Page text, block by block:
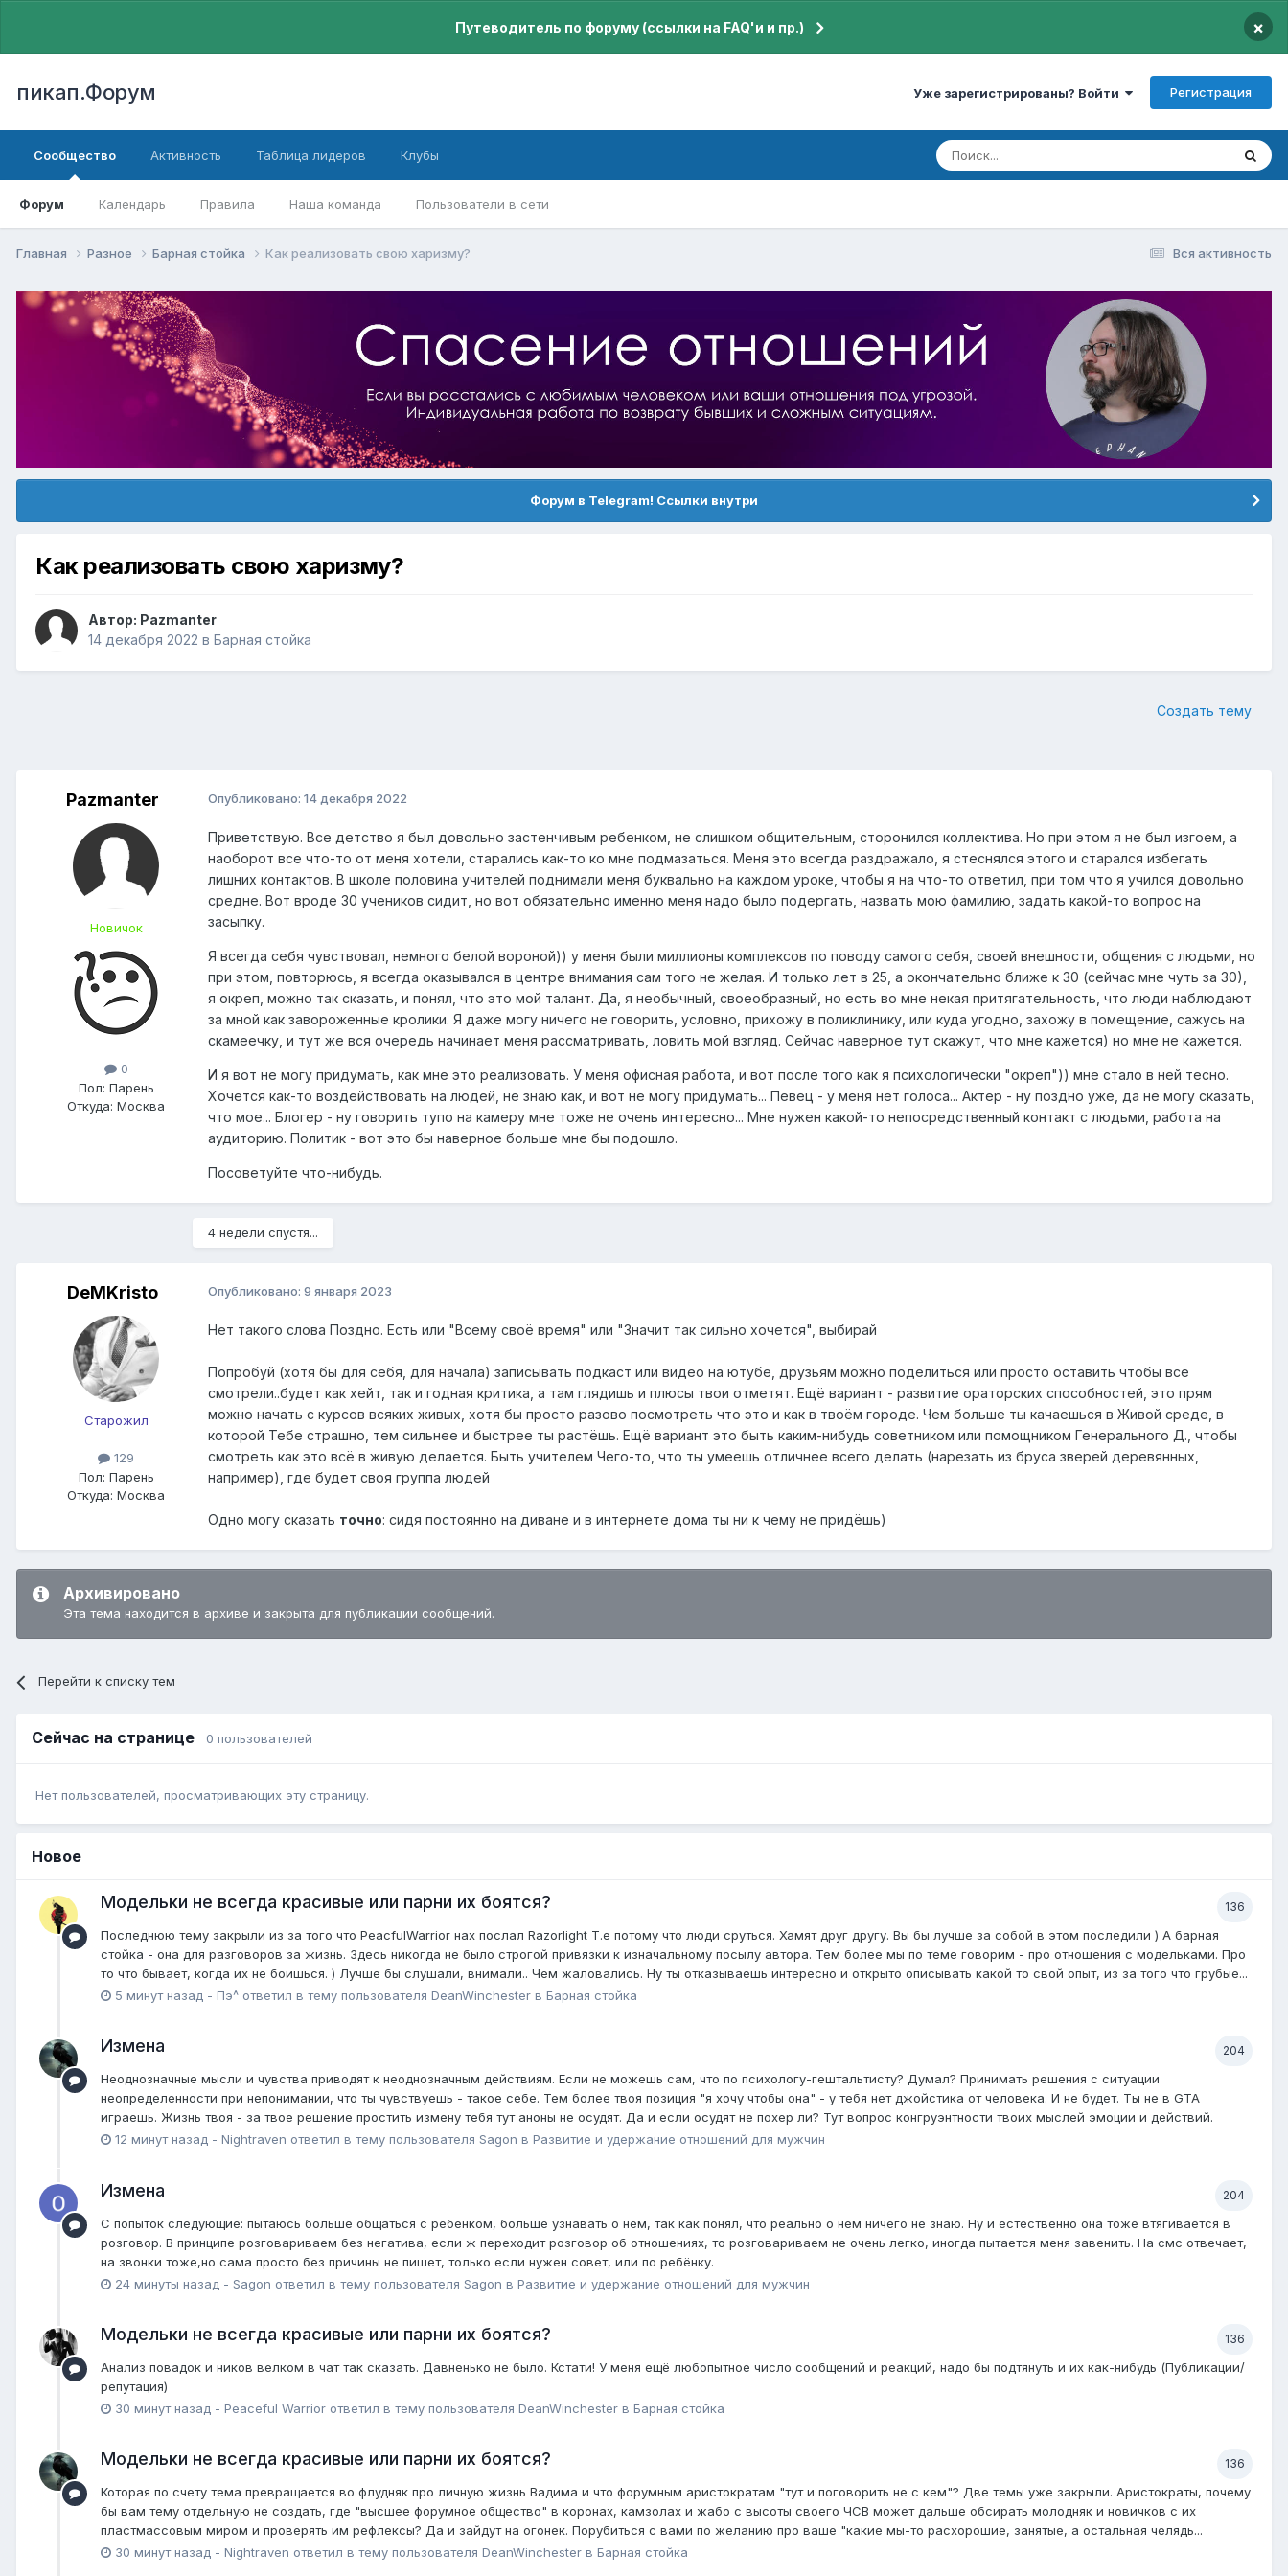
Путеводитель по форуму (ссылки на FAQ'и и пр.) ×
пикап.Форум Уже зарегистрированы? Войти Регистрация
Сообщество
Форум Календарь Правила Наша команда Пользователи в сети
Активность Таблица лидеров Клубы
Вся активность
Главная Разное Барная стойка Как реализовать свою харизму?
Форум в Telegram! Ссылки внутри
Как реализовать свою харизму?
Автор: Pazmanter
14 декабря 2022 в Барная стойка
Создать тему
Pazmanter
Новичок
0
Пол: Парень
Откуда: Москва
Опубликовано: 14 декабря 2022
Приветствую. Все детство я был довольно застенчивым ребенком, не слишком общительным, сторонился коллектива. Но при этом я не был изгоем, а
наоборот все что-то от меня хотели, старались как-то ко мне подмазаться. Меня это всегда раздражало, я стеснялся этого и старался избегать
лишних контактов. В школе половина учителей поднимали меня буквально на каждом уроке, чтобы я на что-то ответил, при том что я учился довольно
средне. Вот вроде 30 учеников сидит, но вот обязательно именно меня надо было подергать, назвать мою фамилию, задать какой-то вопрос на
засыпку.
Я всегда себя чувствовал, немного белой вороной)) у меня были миллионы комплексов по поводу самого себя, своей внешности, общения с людьми, но
при этом, повторюсь, я всегда оказывался в центре внимания сам того не желая. И только лет в 25, а окончательно ближе к 30 (сейчас мне чуть за 30),
я окреп, можно так сказать, и понял, что это мой талант. Да, я необычный, своеобразный, но есть во мне некая притягательность, что люди наблюдают
за мной как завороженные кролики. Я даже могу ничего не говорить, условно, прихожу в поликлинику, или куда угодно, захожу в помещение, сажусь на
скамеечку, и тут же вся очередь начинает меня рассматривать, ловить мой взгляд. Сейчас наверное тут скажут, что мне кажется) но мне не кажется.
И я вот не могу придумать, как мне это реализовать. У меня офисная работа, и вот после того как я психологически "окреп")) мне стало в ней тесно.
Хочется как-то воздействовать на людей, не знаю как, и вот не могу придумать... Певец - у меня нет голоса... Актер - ну поздно уже, да не могу сказать,
что мое... Блогер - ну говорить тупо на камеру мне тоже не очень интересно... Мне нужен какой-то непосредственный контакт с людьми, работа на
аудиторию. Политик - вот это бы наверное больше мне бы подошло.
Посоветуйте что-нибудь.
4 недели спустя...
DeMKristo
Старожил
129
Пол: Парень
Откуда: Москва
Опубликовано: 9 января 2023
Нет такого слова Поздно. Есть или "Всему своё время" или "Значит так сильно хочется", выбирай
Попробуй (хотя бы для себя, для начала) записывать подкаст или видео на ютубе, друзьям можно поделиться или просто оставить чтобы все
смотрели..будет как хейт, так и годная критика, а там глядишь и плюсы твои отметят. Ещё вариант - развитие ораторских способностей, это прям
можно начать с курсов всяких живых, хотя бы просто разово посмотреть что это и как в твоём городе. Чем больше ты качаешься в Живой среде, в
которой Тебе страшно, тем сильнее и быстрее ты растёшь. Ещё вариант это быть каким-нибудь советником или помощником Генерального Д., чтобы
смотреть как это всё в живую делается. Быть учителем Чего-то, что ты умеешь отличнее всего делать (нарезать из бруса зверей деревянных,
например), где будет своя группа людей
Одно могу сказать точно: сидя постоянно на диване и в интернете дома ты ни к чему не придёшь)
Архивировано
Эта тема находится в архиве и закрыта для публикации сообщений.
Перейти к списку тем
Сейчас на странице 0 пользователей
Нет пользователей, просматривающих эту страницу.
Новое
136
Модельки не всегда красивые или парни их боятся?
Последнюю тему закрыли из за того что PeacfulWarrior нах послал Razorlight Т.е потому что люди сруться. Хамят друг другу. Вы бы лучше за собой в этом последили ) А барная
стойка - она для разговоров за жизнь. Здесь никогда не было строгой привязки к изначальному посылу автора. Тем более мы по теме говорим - про отношения с модельками. Про
то что бывает, когда их не боишься. ) Лучше бы слушали, внимали.. Чем жаловались. Ну ты отказываешь интересно и открыто описывать какой то свой опыт, из за того что грубые...
5 минут назад - Пэ^ ответил в тему пользователя DeanWinchester в Барная стойка
204
Измена
Неоднозначные мысли и чувства приводят к неоднозначным действиям. Если не можешь сам, что по психологу-гештальтисту? Думал? Принимать решения с ситуации
неопределенности при непонимании, что ты чувствуешь - такое себе. Тем более твоя позиция "я хочу чтобы она" - у тебя нет джойстика от человека. И не будет. Ты не в GTA
играешь. Жизнь твоя - за твое решение простить измену тебя тут аноны не осудят. Да и если осудят не похер ли? Тут вопрос конгруэнтности твоих мыслей эмоции и действий.
12 минут назад - Nightraven ответил в тему пользователя Sagon в Pазвитие и удержание отношений для мужчин
204
Измена
С попыток следующие: пытаюсь больше общаться с ребёнком, больше узнавать о нем, так как понял, что реально о нем ничего не знаю. Ну и естественно она тоже втягивается в
розговор. В принципе розговариваем без негатива, если ж переходит розговор об отношениях, то розговариваем не очень легко, иногда пытается меня завенить. На смс отвечает,
на звонки тоже,но сама просто без причины не пишет, только если нужен совет, или по ребёнку.
24 минуты назад - Sagon ответил в тему пользователя Sagon в Pазвитие и удержание отношений для мужчин
136
Модельки не всегда красивые или парни их боятся?
Анализ повадок и ников велком в чат так сказать. Давненько не было. Кстати! У меня ещё любопытное число сообщений и реакций, надо бы подтянуть и их как-нибудь (Публикации/
репутация)
30 минут назад - Peaceful Warrior ответил в тему пользователя DeanWinchester в Барная стойка
136
Модельки не всегда красивые или парни их боятся?
Которая по счету тема превращается во флудняк про личную жизнь Вадима и что форумным аристократам "тут и поговорить не с кем"? Две темы уже закрыли. Аристократы, почему
бы вам тему отдельную не создать, где "высшее форумное общество" в коронах, камзолах и жабо с высоты своего ЧСВ может дальше обсирать молодняк и новичков с их
пластмассовым миром и проверять им рефлексы? Да и зайдут на огонек. Порубиться с вами по желанию про ваше "какие мы-то расхорошие, занятые, а остальная челядь...
30 минут назад - Nightraven ответил в тему пользователя DeanWinchester в Барная стойка